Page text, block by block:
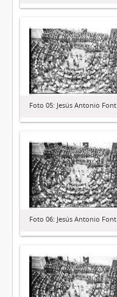
Foto 05: Jesús Antonio Font
Foto 06: Jesús Antonio Font